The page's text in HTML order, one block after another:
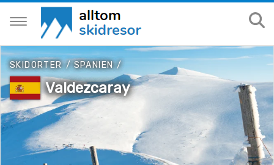
SKIDORTER /SPANIEN/
Valdezcaray